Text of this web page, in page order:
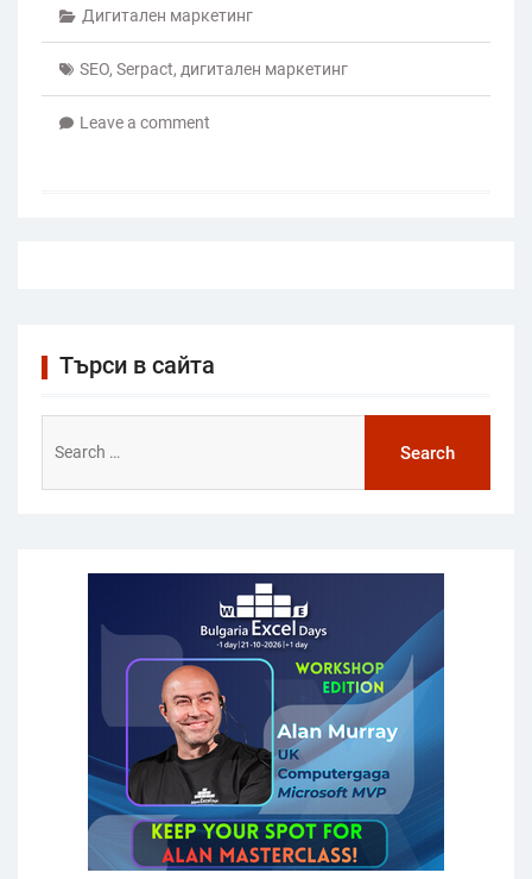
Дигитален маркетинг
SEO, Serpact, дигитален маркетинг
Leave a comment
Търси в сайта
for: